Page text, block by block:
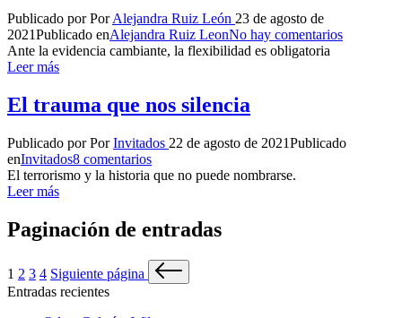
Publicado por PorAlejandra Ruiz León 23 de agosto de
2021Publicado enAlejandra Ruiz LeonNo hay comentarios
Ante la evidencia cambiante, la flexibilidad es obligatoria
Leer más
El trauma que nos silencia
Publicado por PorInvitados 22 de agosto de 2021Publicado
enInvitados8 comentarios
El terrorismo y la historia que no puede nombrarse.
Leer más
Paginación de entradas
1 2 3 4 Siguiente página
Entradas recientes